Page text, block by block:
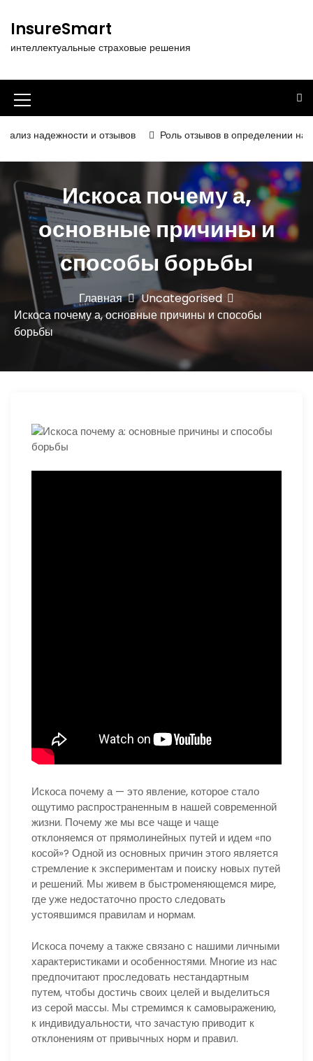
т
к
д
м
InsureSmart
интеллектуальные страховые решения
И
к
о
н
к
а
м
е
ю
и отзывов Роль отзывов в определении надёжности и
Искоса почему а,
основные причины и
способы борьбы
Главная
Uncategorised
Искоса почему а, основные причины и способы
борьбы
Искоса почему а — это явление, которое стало
ощутимо распространенным в нашей современной
жизни. Почему же мы все чаще и чаще
отклоняемся от прямолинейных путей и идем «по
косой»? Одной из основных причин этого является
стремление к экспериментам и поиску новых путей
и решений. Мы живем в быстроменяющемся мире,
где уже недостаточно просто следовать
устоявшимся правилам и нормам.
Искоса почему а также связано с нашими личными
характеристиками и особенностями. Многие из нас
предпочитают проследовать нестандартным
путем, чтобы достичь своих целей и выделиться
из серой массы. Мы стремимся к самовыражению,
к индивидуальности, что зачастую приводит к
отклонениям от привычных норм и правил.